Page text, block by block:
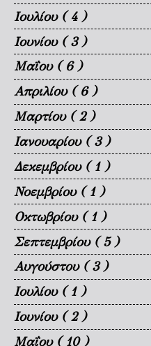
Ιουλίου ( 4 )
Ιουνίου ( 3 )
Μαΐου ( 6 )
Απριλίου ( 6 )
Μαρτίου ( 2 )
Ιανουαρίου ( 3 )
Δεκεμβρίου ( 1 )
Νοεμβρίου ( 1 )
Οκτωβρίου ( 1 )
Σεπτεμβρίου ( 5 )
Αυγούστου ( 3 )
Ιουλίου ( 1 )
Ιουνίου ( 2 )
Μαΐου ( 10 )